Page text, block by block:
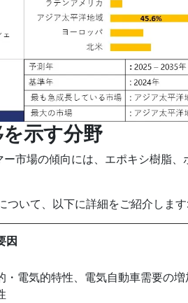
示す分野
市場の傾向には、エポキシ樹脂、
ついて、以下に詳細をご紹介しま
因
・電気的特性、電気自動車需要の